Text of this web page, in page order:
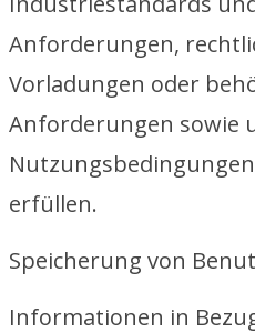
Anforderungen,
Vorladungen oder
Anforderungen sowie
erfüllen.
Speicherung von
Informationen in